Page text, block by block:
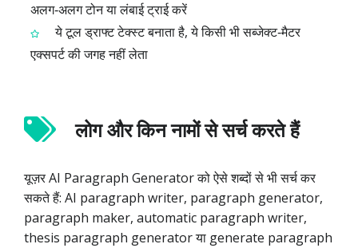
अलग‑अलग टोन या लंबाई ट्राई करें
ये टूल ड्राफ्ट टेक्स्ट बनाता है, ये किसी भी सब्जेक्ट‑मैटर
एक्सपर्ट की जगह नहीं लेता
लोग और किन नामों से सर्च करते हैं
यूज़र AI Paragraph Generator को ऐसे शब्दों से भी सर्च कर
सकते हैं: AI paragraph writer, paragraph generator,
paragraph maker, automatic paragraph writer,
thesis paragraph generator या generate paragraph